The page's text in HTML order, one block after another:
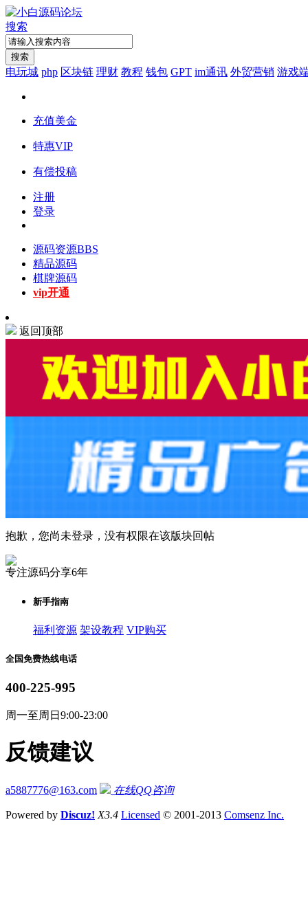
搜索
搜索
电玩城 php 区块链 理财 教程 钱包 GPT im通讯 外贸营销 游戏
充值美金
特惠VIP
有偿投稿
注册
登录
源码资源BBS
精品源码
棋牌源码
vip开通
返回顶部
抱歉，您尚未登录，没有权限在该版块回帖
专注源码分享6年
新手指南
福利资源 架设教程 VIP购买
全国免费热线电话
400-225-995
周一至周日9:00-23:00
反馈建议
a5887776@163.com 在线QQ咨询
Powered by Discuz! X3.4 Licensed © 2001-2013 Comsenz Inc.